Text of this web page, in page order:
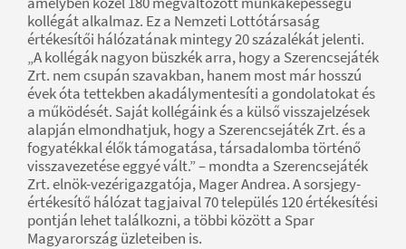
kollégát alkalmaz. Ez a Nemzeti Lottótársaság
értékesítői hálózatának mintegy 20 százalékát jelenti.
„A kollégák nagyon büszkék arra, hogy a Szerencsejáték
Zrt. nem csupán szavakban, hanem most már hosszú
évek óta tettekben akadálymentesíti a gondolatokat és
a működését. Saját kollégáink és a külső visszajelzések
alapján elmondhatjuk, hogy a Szerencsejáték Zrt. és a
fogyatékkal élők támogatása, társadalomba történő
visszavezetése eggyé vált.” – mondta a Szerencsejáték
Zrt. elnök-vezérigazgatója, Mager Andrea. A sorsjegy-
értékesítő hálózat tagjaival 70 település 120 értékesítési
pontján lehet találkozni, a többi között a Spar
Magyarország üzleteiben is.